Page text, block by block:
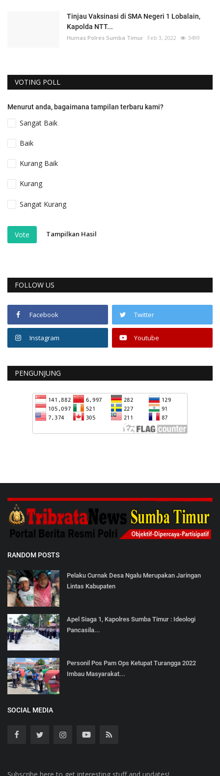
Tinjau Vaksinasi di SMA Negeri 1 Lobalain,
Kapolda NTT...
Humas Polres Sumba Timur Feb 3, 2022 3499
VOTING POLL
Menurut anda, bagaimana tampilan terbaru kami?
Sangat Baik
Baik
Kurang Baik
Kurang
Sangat Kurang
Vote Tampilkan Hasil
FOLLOW US
Facebook Twitter
Instagram Youtube
PENGUNJUNG
RANDOM POSTS
Pelaku Curnak Desa Ngalu Merupakan Jaringan
Lintas Kabupaten
Apel Siaga 1, Kapolres Sumba Timur : Ideologi
Pancasila...
Personil Pos Pam Ops Ketupat Turangga 2022
Imbau Masyarakat...
SOCIAL MEDIA